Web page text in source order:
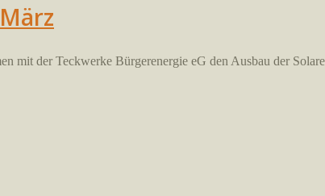
mit der Teckwerke Bürgerenergie eG den Ausbau der